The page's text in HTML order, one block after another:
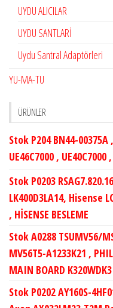
UYDU ALICILAR
UYDU SANTLARİ
Uydu Santral Adaptörleri
YU-MA-TU
ÜRÜNLER
Stok P204 BN44-00375A
UE46C7000 , UE40C7000
Stok P0203
LK400D3LA14, Hisense
, HİSENSE BESLEME
Stok A0288 TSUMV56/
MV56T5-A1233K21 ,
MAIN BOARD K320WDK3
Stok P0202 AY160S-